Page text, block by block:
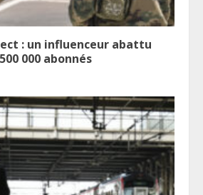
: un influenceur abattu
000 abonnés